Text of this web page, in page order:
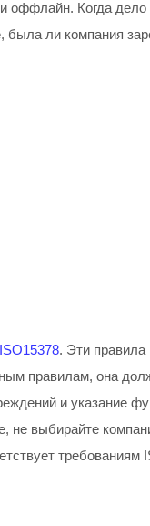
оффлайн. Когда
ли компания
. Эти правила
правилам, она
и указание
не выбирайте